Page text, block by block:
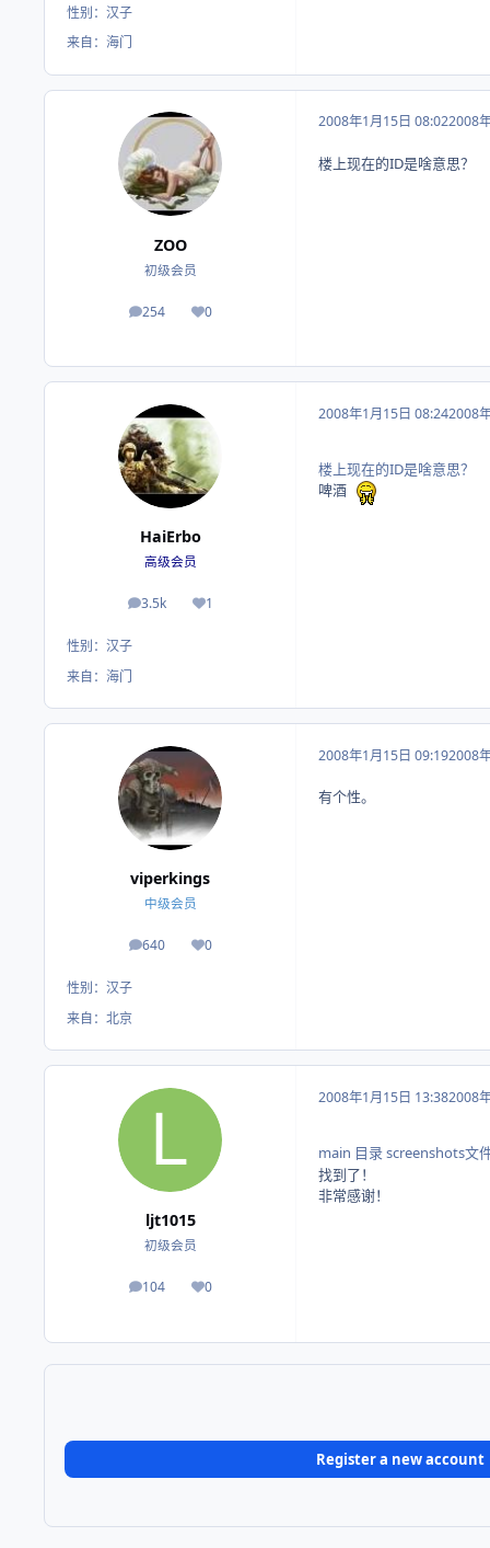
性别： 汉子
来自： 海门
ZOO
初级会员
254
帖子 0
荣誉积分
2008年1月15日 08:022008
楼上现在的ID是啥意思？
HaiErbo
高级会员
3.5k
帖子 1
荣誉积分
性别： 汉子
来自： 海门
2008年1月15日 08:242008
楼上现在的ID是啥意思？
啤酒
viperkings
中级会员
640
帖子 0
荣誉积分
性别： 汉子
来自： 北京
2008年1月15日 09:192008
有个性。
ljt1015
初级会员
104
帖子 0
荣誉积分
2008年1月15日 13:382008
main 目录 screenshots文
找到了！
非常感谢！
Register a new account